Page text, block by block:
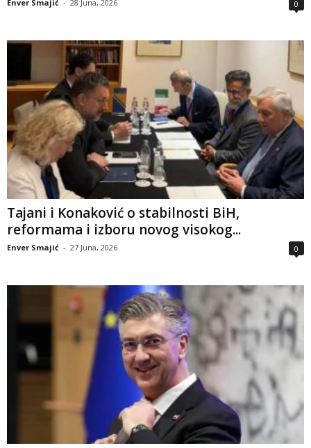
Enver Smajić - 28 Juna, 2026 0
Tajani i Konaković o stabilnosti BiH,
reformama i izboru novog visokog...
Enver Smajić - 27 Juna, 2026 0